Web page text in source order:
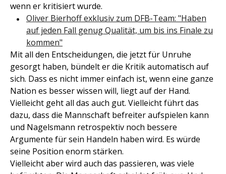
wenn er kritisiert wurde.
Oliver Bierhoff exklusiv zum DFB-Team: "Haben
auf jeden Fall genug Qualität, um bis ins Finale zu
kommen"
Mit all den Entscheidungen, die jetzt für Unruhe
gesorgt haben, bündelt er die Kritik automatisch auf
sich. Dass es nicht immer einfach ist, wenn eine ganze
Nation es besser wissen will, liegt auf der Hand.
Vielleicht geht all das auch gut. Vielleicht führt das
dazu, dass die Mannschaft befreiter aufspielen kann
und Nagelsmann retrospektiv noch bessere
Argumente für sein Handeln haben wird. Es würde
seine Position enorm stärken.
Vielleicht aber wird auch das passieren, was viele